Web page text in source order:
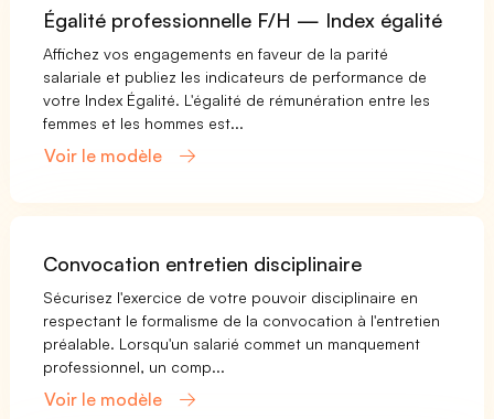
Égalité professionnelle F/H — Index égalité
Affichez vos engagements en faveur de la parité
salariale et publiez les indicateurs de performance de
votre Index Égalité. L'égalité de rémunération entre les
femmes et les hommes est...
Voir le modèle
Convocation entretien disciplinaire
Sécurisez l'exercice de votre pouvoir disciplinaire en
respectant le formalisme de la convocation à l'entretien
préalable. Lorsqu'un salarié commet un manquement
professionnel, un comp...
Voir le modèle